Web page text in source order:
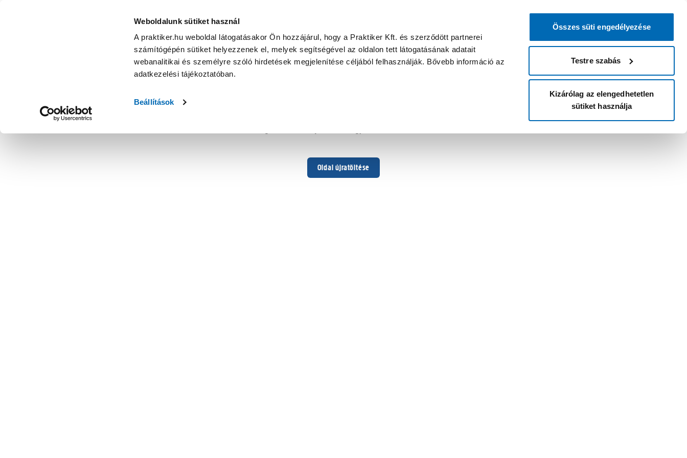
Weboldalunk sütiket használ
A praktiker.hu weboldal látogatásakor Ön hozzájárul, hogy a Praktiker Kft. és szerződött partnerei
számítógépén sütiket helyezzenek el, melyek segítségével az oldalon tett látogatásának adatait
webanalitikai és személyre szóló hirdetések megjelenítése céljából felhasználják. Bővebb információ az
adatkezelési tájékoztatóban.
Beállítások
Összes süti engedélyezése
Testre szabás
Kizárólag az elengedhetetlen
sütiket használja
Oldal újratöltése